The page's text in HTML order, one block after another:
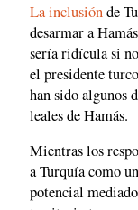
La inclusiónde
desarmar a
sería ridícula si
el presidente
han sido algunos
leales de Hamás.
Mientras los
a Turquía como
potencial